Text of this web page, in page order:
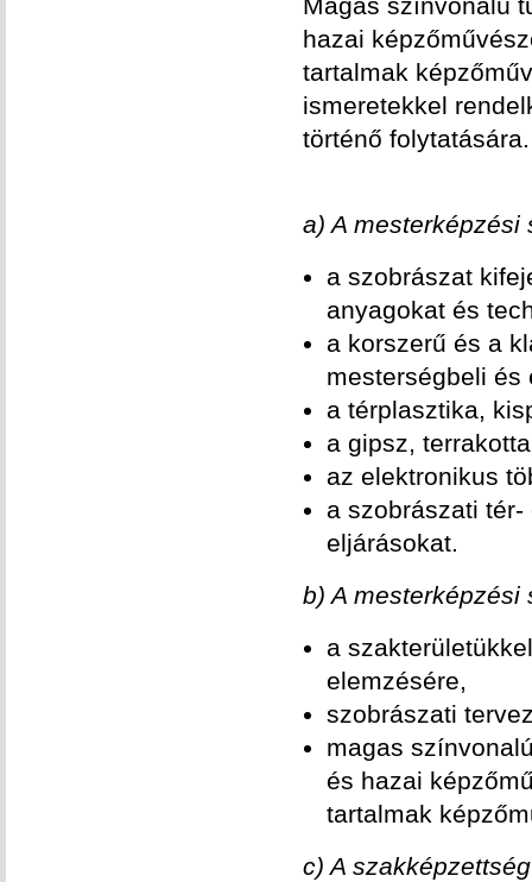
Magas színvonalú
hazai
tartalmak
ismeretekkel
történő folytatására.
a) A
a szobrászat
anyagokat és
a korszerű és a
mesterségbeli és
a térplasztika,
a gipsz,
az elektronikus
a szobrászati
eljárásokat.
b) A
a
elemzésére,
szobrászati
magas
és hazai
tartalmak
c) A